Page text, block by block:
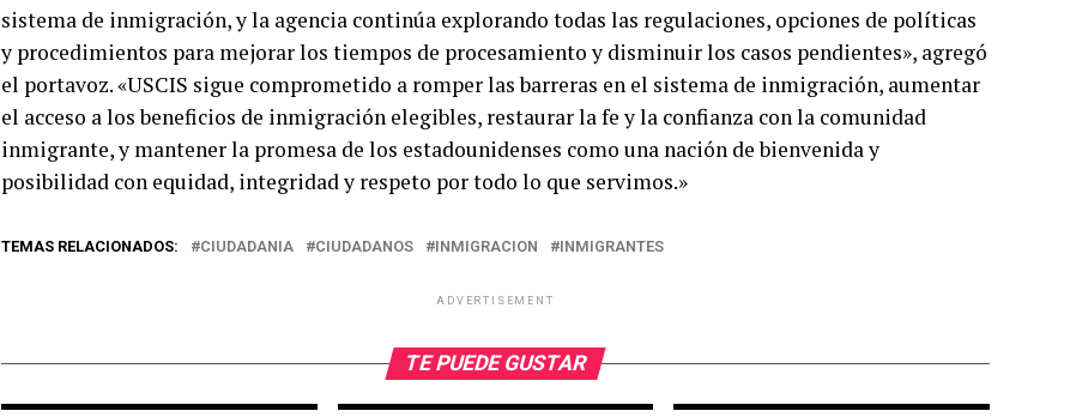
sistema de inmigración, y la agencia continúa explorando todas las regulaciones, opciones de políticas
y procedimientos para mejorar los tiempos de procesamiento y disminuir los casos pendientes», agregó
el portavoz. «USCIS sigue comprometido a romper las barreras en el sistema de inmigración, aumentar
el acceso a los beneficios de inmigración elegibles, restaurar la fe y la confianza con la comunidad
inmigrante, y mantener la promesa de los estadounidenses como una nación de bienvenida y
posibilidad con equidad, integridad y respeto por todo lo que servimos.»
TEMAS RELACIONADOS: CIUDADANIA CIUDADANOS INMIGRACION INMIGRANTES
ADVERTISEMENT
TE PUEDE GUSTAR